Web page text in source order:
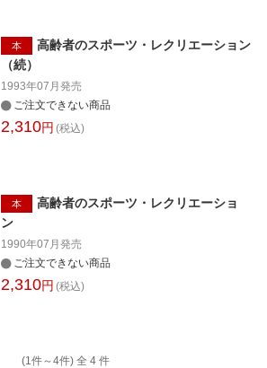
本
高齢者のスポーツ・レクリエーション
（続）
1993年07月 発売
ご注文できない商品
2,310円 (税込)
本
高齢者のスポーツ・レクリエーショ
ン
1990年07月 発売
ご注文できない商品
2,310円 (税込)
(1件～4件) 全 4 件